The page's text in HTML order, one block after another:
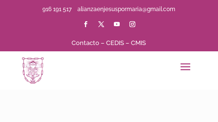
916 191 517alianzaenjesuspormaria@gmail.com
Contacto –CEDIS –CMIS